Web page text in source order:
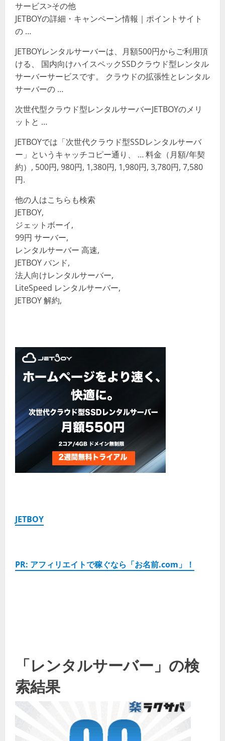
サービス>その他
JETBOYの詳細・キャンペーン情報｜ポイントサイト
の …
JETBOYレンタルサーバーは、月額500円からご利用頂
ける、 国内向けハイスペックSSDクラウド型レンタル
サーバーサービスです。 クラウドの拡張性とレンタル
サーバーの …
次世代型クラウド型レンタルサーバーJETBOYのメリ
ットと …
JETBOYでは「次世代クラウド型SSDレンタルサーバ
ー」というキャッチコピー通り、 … 料金（月額/年契
約）, 500円, 980円, 1,380円, 1,980円, 3,780円, 7,580
円.
他の人はこちらも検索
JETBOY,
ジェットボーイ,
99円 サーバー,
レンタルサーバー 高速,
JETBOY バンド,
法人向けレンタルサーバー,
LiteSpeed レンタルサーバー,
JETBOY 解約,
JETBOY
PR: アフィリエイトで稼ぐなら「お名前.com」！
「レンタルサーバー」の検
索結果